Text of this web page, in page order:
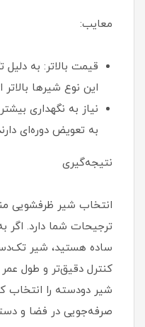
معایب:
قیمت بالاتر: به
این نوع شیرها
نیاز به نگهداری
به تعویض دوره‌ای
نتیجه‌گیری
انتخاب شیر ظرفشویی
ترجیحات شما دارد. اگر
ساده هستید، شیر
کنترل دقیق‌تر و طول
شیر دو‌دسته را انتخاب
صرفه‌جویی در فضا و